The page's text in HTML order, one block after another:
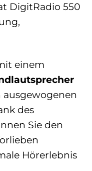
DigitRadio 550
einem
des
Sie den
Hörerlebnis